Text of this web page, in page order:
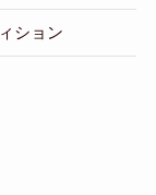
ション